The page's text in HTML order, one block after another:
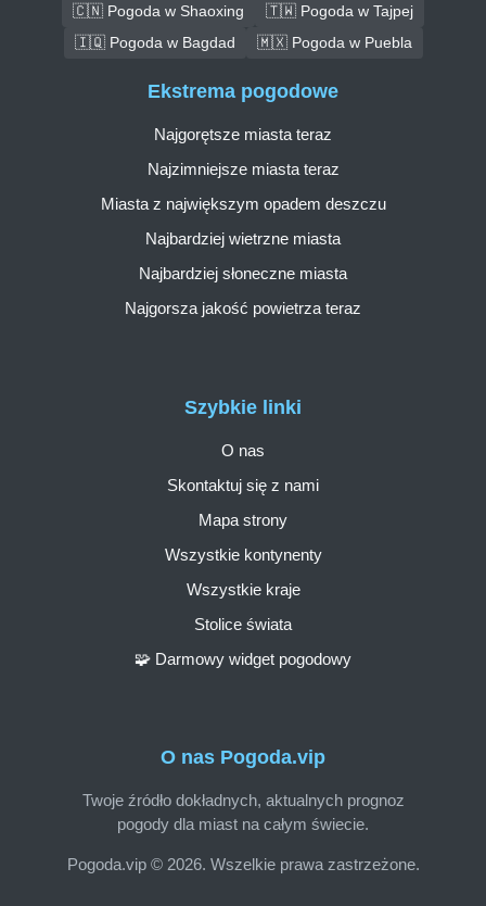
🇨🇳 Pogoda w Shaoxing
🇹🇼 Pogoda w Tajpej
🇮🇶 Pogoda w Bagdad
🇲🇽 Pogoda w Puebla
O nas Pogoda.vip
Twoje źródło dokładnych, aktualnych prognoz
pogody dla miast na całym świecie.
Pogoda.vip © 2026. Wszelkie prawa zastrzeżone.
Szybkie linki
O nas
Skontaktuj się z nami
Mapa strony
Wszystkie kontynenty
Wszystkie kraje
Stolice świata
🧩 Darmowy widget pogodowy
Ekstrema pogodowe
Najgorętsze miasta teraz
Najzimniejsze miasta teraz
Miasta z największym opadem deszczu
Najbardziej wietrzne miasta
Najbardziej słoneczne miasta
Najgorsza jakość powietrza teraz